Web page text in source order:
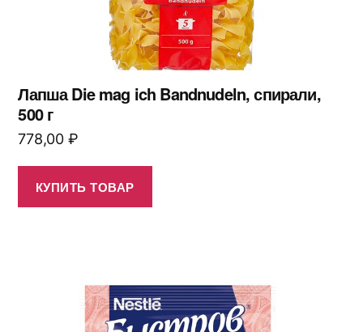
Лапша Die mag ich Bandnudeln, спирали,
500 г
778,00 ₽
КУПИТЬ ТОВАР